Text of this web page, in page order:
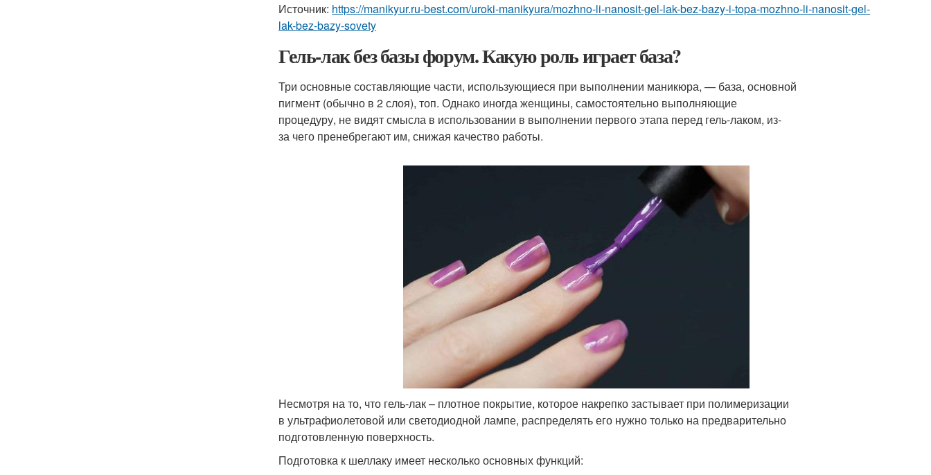
Источник: https://manikyur.ru-best.com/uroki-manikyura/mozhno-li-nanosit-gel-lak-bez-bazy-i-topa-mozhno-li-nanosit-gel-
lak-bez-bazy-sovety
Гель-лак без базы форум. Какую роль играет база?
Три основные составляющие части, использующиеся при выполнении маникюра, — база, основной
пигмент (обычно в 2 слоя), топ. Однако иногда женщины, самостоятельно выполняющие
процедуру, не видят смысла в использовании в выполнении первого этапа перед гель-лаком, из-
за чего пренебрегают им, снижая качество работы.
Несмотря на то, что гель-лак – плотное покрытие, которое накрепко застывает при полимеризации
в ультрафиолетовой или светодиодной лампе, распределять его нужно только на предварительно
подготовленную поверхность.
Подготовка к шеллаку имеет несколько основных функций: